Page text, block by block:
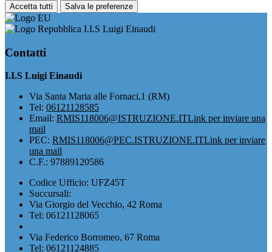
Accetta tutti Salva le preferenze
I.I.S Luigi Einaudi
Contatti
I.I.S Luigi Einaudi
Via Santa Maria alle Fornaci,1 (RM)
Tel: 06121128585
Email: RMIS118006@ISTRUZIONE.ITLink per inviare una
mail
PEC: RMIS118006@PEC.ISTRUZIONE.ITLink per inviare
una mail
C.F.: 97889120586
Codice Ufficio: UFZ45T
Succursali:
Via Giorgio del Vecchio, 42 Roma
Tel: 06121128065
Via Federico Borromeo, 67 Roma
Tel: 06121124885